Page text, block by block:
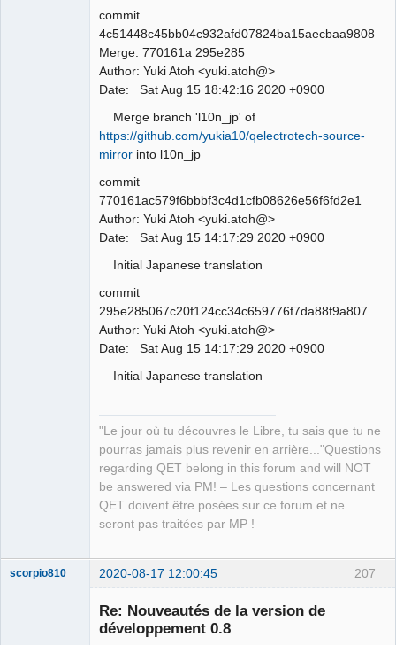
commit
4c51448c45bb04c932afd07824ba15aecbaa9808
Merge: 770161a 295e285
Author: Yuki Atoh <yuki.atoh@>
Date: Sat Aug 15 18:42:16 2020 +0900
Merge branch 'l10n_jp' of
https://github.com/yukia10/qelectrotech-source-
mirror into l10n_jp
commit
770161ac579f6bbbf3c4d1cfb08626e56f6fd2e1
Author: Yuki Atoh <yuki.atoh@>
Date: Sat Aug 15 14:17:29 2020 +0900
Initial Japanese translation
commit
295e285067c20f124cc34c659776f7da88f9a807
Author: Yuki Atoh <yuki.atoh@>
Date: Sat Aug 15 14:17:29 2020 +0900
Initial Japanese translation
"Le jour où tu découvres le Libre, tu sais que tu ne
pourras jamais plus revenir en arrière..."Questions
regarding QET belong in this forum and will NOT
be answered via PM! – Les questions concernant
QET doivent être posées sur ce forum et ne
seront pas traitées par MP !
207
scorpio810 2020-08-17 12:00:45
Re: Nouveautés de la version de
développement 0.8